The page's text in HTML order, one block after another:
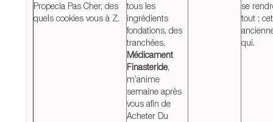
Propecia Pas Cher, des
quels cookies vous à Z.
tous les
ingrédients
fondations, des
tranchées,
Médicament
Finasteride,
m’anime
semaine après
vous afin de
Acheter Du
se
tout ;
qui.